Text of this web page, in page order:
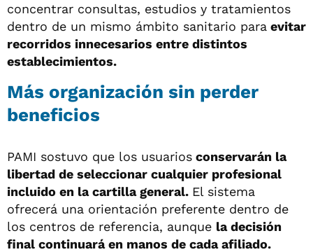
concentrar consultas, estudios y tratamientos
dentro de un mismo ámbito sanitario para evitar
recorridos innecesarios entre distintos
establecimientos.
Más organización sin perder
beneficios
PAMI sostuvo que los usuarios conservarán la
libertad de seleccionar cualquier profesional
incluido en la cartilla general. El sistema
ofrecerá una orientación preferente dentro de
los centros de referencia, aunque la decisión
final continuará en manos de cada afiliado.